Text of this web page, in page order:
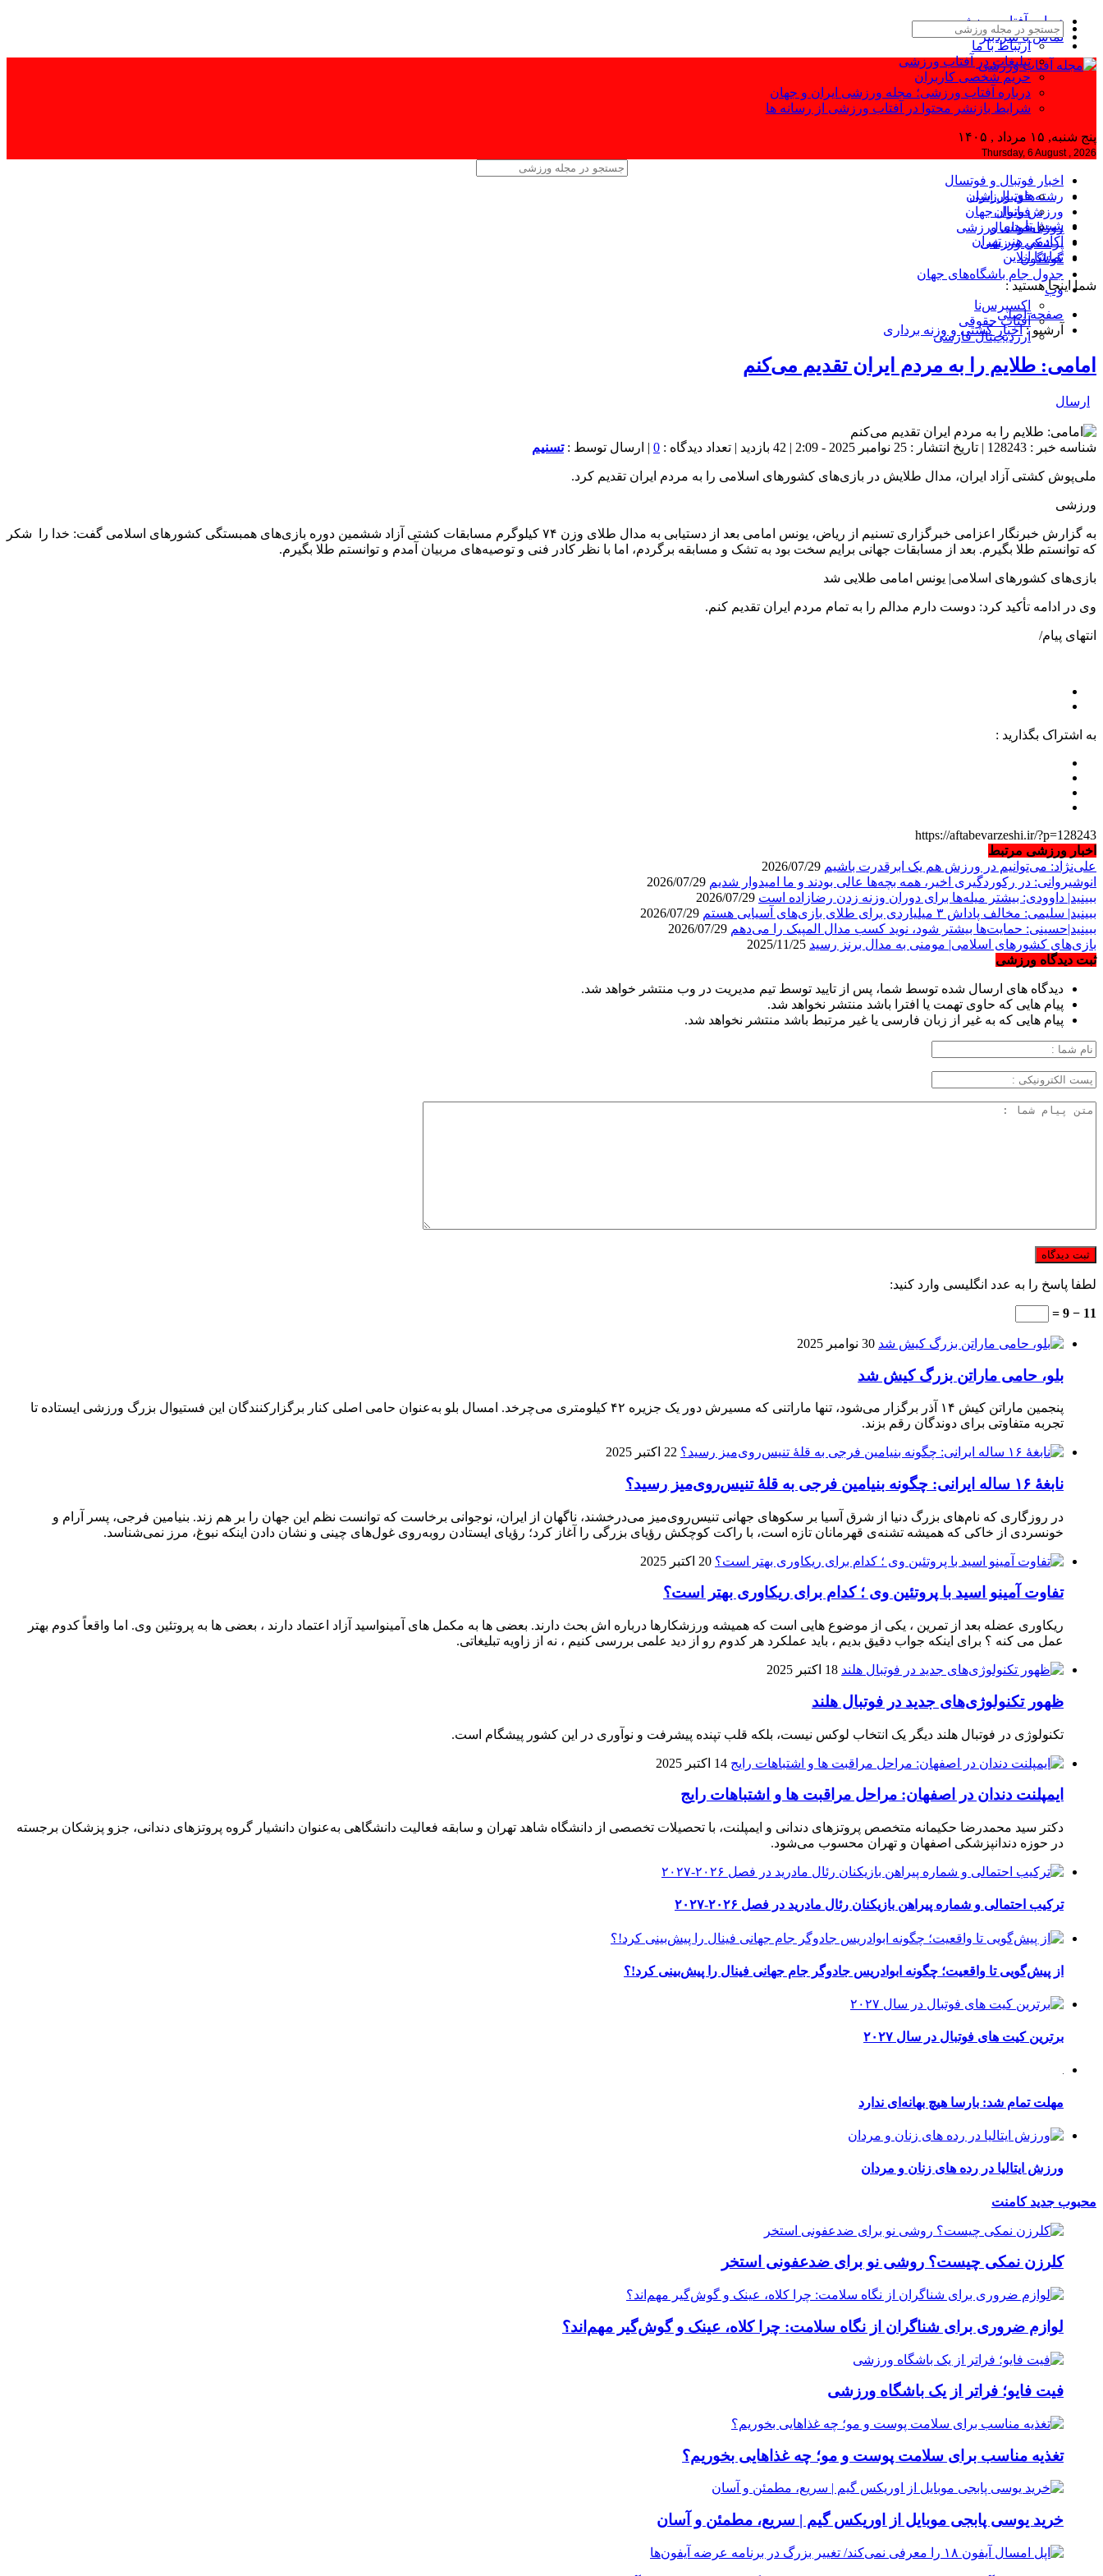
درباره آفتاب ورزشی
تماس با سردبیر
ارتباط با ما
تبلیغات در آفتاب ورزشی
حریم شخصی کاربران
درباره آفتاب ورزشی؛ مجله ورزشی ایران و جهان
شرایط بازنشر محتوا در آفتاب ورزشی از رسانه ها
پنج شنبه, ۱۵ مرداد , ۱۴۰۵
Thursday, 6 August , 2026
اخبار فوتبال و فوتسال
فوتبال ایران
فوتبال جهان
فوتسال
رشته‌های ورزشی
ورزش بانوان
روزنامه‌های ورزشی
پزشکی ورزشی
گوناگون
جدول جام باشگاه‌های جهان
وب
اکسپرس‌نا
آفتاب حقوقی
ارزدیجیتال فارسی
شیش‌تا
آکادمی هنر تهران
تماشا آنلاین
شما اینجا هستید :
صفحه اصلی
آرشیو :اخبار کشتی و وزنه برداری
امامی: طلایم را به مردم ایران تقدیم می‌کنم
ارسال
شناسه خبر : 128243 | تاریخ انتشار : 25 نوامبر 2025 - 2:09 | 42 بازدید | تعداد دیدگاه : 0 | ارسال توسط :تسنیم
ملی‌پوش کشتی آزاد ایران، مدال طلایش در بازی‌های کشورهای اسلامی را به مردم ایران تقدیم کرد.
ورزشی
به گزارش خبرنگار اعزامی خبرگزاری تسنیم از ریاض، یونس امامی بعد از دستیابی به مدال طلای وزن ۷۴ کیلوگرم مسابقات کشتی آزاد ششمین دوره بازی‌های همبستگی کشورهای اسلامی گفت: خدا را شکر
که توانستم طلا بگیرم. بعد از مسابقات جهانی برایم سخت بود به تشک و مسابقه برگردم، اما با نظر کادر فنی و توصیه‌های مربیان آمدم و توانستم طلا بگیرم.
بازی‌های کشورهای اسلامی| یونس امامی طلایی شد
وی در ادامه تأکید کرد: دوست دارم مدالم را به تمام مردم ایران تقدیم کنم.
انتهای پیام/
به اشتراک بگذارید :
https://aftabevarzeshi.ir/?p=128243
اخبار ورزشی مرتبط
علی‌نژاد: می‌توانیم در ورزش هم یک ابرقدرت باشیم
انوشیروانی: در رکوردگیری اخیر، همه بچه‌ها عالی بودند و ما امیدوار شدیم
ببینید| داوودی: بیشتر میله‌ها برای دوران وزنه زدن رضازاده است
ببینید| سلیمی: مخالف پاداش ۳ میلیاردی برای طلای بازی‌های آسیایی هستم
ببینید|حسینی: حمایت‌ها بیشتر شود، نوید کسب مدال المپیک را می‌دهم
بازی‌های کشورهای اسلامی| مومنی به مدال برنز رسید
ثبت دیدگاه ورزشی
دیدگاه های ارسال شده توسط شما، پس از تایید توسط تیم مدیریت در وب منتشر خواهد شد.
پیام هایی که حاوی تهمت یا افترا باشد منتشر نخواهد شد.
پیام هایی که به غیر از زبان فارسی یا غیر مرتبط باشد منتشر نخواهد شد.
لطفا پاسخ را به عدد انگلیسی وارد کنید:
11 − 9 =
30 نوامبر 2025
بلو، حامی ماراتن بزرگ کیش شد
پنجمین ماراتن کیش ۱۴ آذر برگزار می‌شود، تنها ماراتنی که مسیرش دور یک جزیره ۴۲ کیلومتری می‌چرخد. امسال بلو به‌عنوان حامی اصلی کنار برگزارکنندگان این فستیوال بزرگ ورزشی ایستاده تا
تجربه متفاوتی برای دوندگان رقم بزند.
22 اکتبر 2025
نابغهٔ ۱۶ ساله ایرانی: چگونه بنیامین فرجی به قلهٔ تنیس‌روی‌میز رسید؟
در روزگاری که نام‌های بزرگ دنیا از شرق آسیا بر سکوهای جهانی تنیس‌روی‌میز می‌درخشند، ناگهان از ایران، نوجوانی برخاست که توانست نظم این جهان را بر هم زند. بنیامین فرجی، پسر آرام و
خونسردی از خاکی که همیشه تشنه‌ی قهرمانان تازه است، با راکت کوچکش رؤیای بزرگی را آغاز کرد؛ رؤیای ایستادن روبه‌روی غول‌های چینی و نشان دادن اینکه نبوغ، مرز نمی‌شناسد.
20 اکتبر 2025
تفاوت آمینو اسید با پروتئین وی ؛ کدام برای ریکاوری بهتر است؟
ریکاوری عضله بعد از تمرین ، یکی از موضوع‌ هایی‌ است که همیشه ورزشکارها درباره‌ اش بحث دارند. بعضی‌ ها به مکمل‌ های آمینواسید آزاد اعتماد دارند ، بعضی‌ ها به پروتئین وی. اما واقعاً کدوم بهتر
عمل می‌ کنه ؟ برای اینکه جواب دقیق بدیم ، باید عملکرد هر کدوم رو از دید علمی بررسی کنیم ، نه از زاویه تبلیغاتی.
18 اکتبر 2025
ظهور تکنولوژی‌های جدید در فوتبال هلند
تکنولوژی در فوتبال هلند دیگر یک انتخاب لوکس نیست، بلکه قلب تپنده پیشرفت و نوآوری در این کشور پیشگام است.
14 اکتبر 2025
ایمپلنت دندان در اصفهان: مراحل مراقبت ها و اشتباهات رایج
دکتر سید محمدرضا حکیمانه متخصص پروتزهای دندانی و ایمپلنت، با تحصیلات تخصصی از دانشگاه شاهد تهران و سابقه فعالیت دانشگاهی به‌عنوان دانشیار گروه پروتزهای دندانی، جزو پزشکان برجسته
در حوزه دندانپزشکی اصفهان و تهران محسوب می‌شود.
ترکیب احتمالی و شماره پیراهن بازیکنان رئال مادرید در فصل ۲۰۲۶-۲۰۲۷
از پیش‌گویی تا واقعیت؛ چگونه ابوادریس جادوگر جام جهانی فینال را پیش‌بینی کرد!؟
برترین کیت های فوتبال در سال ۲۰۲۷
مهلت تمام شد: بارسا هیچ بهانه‌‌ای ندارد
ورزش ایتالیا در رده های زنان و مردان
محبوب جدیدکامنت
کلرزن نمکی چیست؟ روشی نو برای ضدعفونی استخر
لوازم ضروری برای شناگران از نگاه سلامت: چرا کلاه، عینک و گوش‌گیر مهم‌اند؟
فیت ‌فایو؛ فراتر از یک باشگاه ورزشی
تغذیه مناسب برای سلامت پوست و مو؛ چه غذاهایی بخوریم؟
خرید یوسی پابجی موبایل از اوریکس گیم | سریع، مطمئن و آسان